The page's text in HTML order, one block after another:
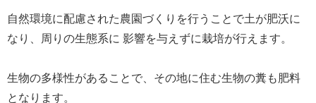
自然環境に配慮された農園づくりを行うことで土が肥沃に
なり、周りの生態系に 影響を与えずに栽培が行えます。
生物の多様性があることで、その地に住む生物の糞も肥料
となります。